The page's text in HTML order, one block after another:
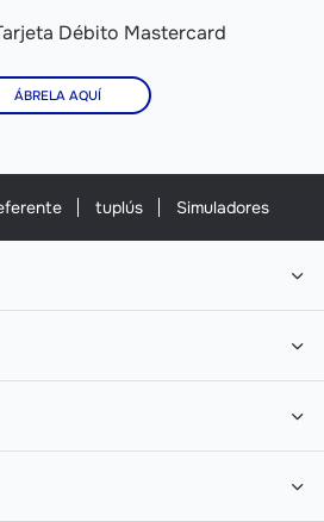
Débito Mastercard
ÁBRELA AQUÍ
tuplús Simuladores